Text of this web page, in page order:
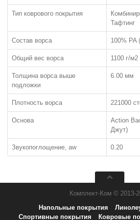
КОВРОЛИН
ПО ТИПУ:
Коммерческий
Ковровая плитка
Флокированное покрытие (Флотекс)
ЧАСТО ИЩУТ:
Ковролин класса КМ3 или лучше
Ковровая плитка класса КМ2
Тип коврового покрытия
Тафтинг
Состав ворса 100% PA
Общий вес ворса 1100 г/м2
Толщина ворса выше
подложки
6.00 мм
Плотность ворса 221000
Основа
Action
Джут)
Звукопоглощение, aw 0.20
Комплект-Ком © 2013-
Напольные покрытия
Спортивные покрытия
Ковровые